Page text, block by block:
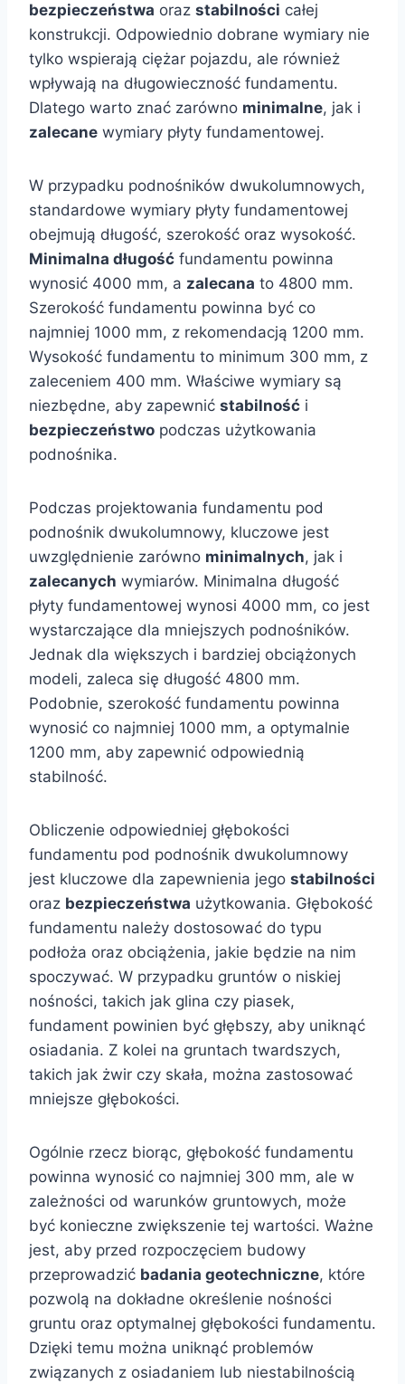
bezpieczeństwa oraz stabilności całej
konstrukcji. Odpowiednio dobrane wymiary nie
tylko wspierają ciężar pojazdu, ale również
wpływają na długowieczność fundamentu.
Dlatego warto znać zarówno minimalne, jak i
zalecane wymiary płyty fundamentowej.
W przypadku podnośników dwukolumnowych,
standardowe wymiary płyty fundamentowej
obejmują długość, szerokość oraz wysokość.
Minimalna długość fundamentu powinna
wynosić 4000 mm, a zalecana to 4800 mm.
Szerokość fundamentu powinna być co
najmniej 1000 mm, z rekomendacją 1200 mm.
Wysokość fundamentu to minimum 300 mm, z
zaleceniem 400 mm. Właściwe wymiary są
niezbędne, aby zapewnić stabilność i
bezpieczeństwo podczas użytkowania
podnośnika.
Podczas projektowania fundamentu pod
podnośnik dwukolumnowy, kluczowe jest
uwzględnienie zarówno minimalnych, jak i
zalecanych wymiarów. Minimalna długość
płyty fundamentowej wynosi 4000 mm, co jest
wystarczające dla mniejszych podnośników.
Jednak dla większych i bardziej obciążonych
modeli, zaleca się długość 4800 mm.
Podobnie, szerokość fundamentu powinna
wynosić co najmniej 1000 mm, a optymalnie
1200 mm, aby zapewnić odpowiednią
stabilność.
Obliczenie odpowiedniej głębokości
fundamentu pod podnośnik dwukolumnowy
jest kluczowe dla zapewnienia jego stabilności
oraz bezpieczeństwa użytkowania. Głębokość
fundamentu należy dostosować do typu
podłoża oraz obciążenia, jakie będzie na nim
spoczywać. W przypadku gruntów o niskiej
nośności, takich jak glina czy piasek,
fundament powinien być głębszy, aby uniknąć
osiadania. Z kolei na gruntach twardszych,
takich jak żwir czy skała, można zastosować
mniejsze głębokości.
Ogólnie rzecz biorąc, głębokość fundamentu
powinna wynosić co najmniej 300 mm, ale w
zależności od warunków gruntowych, może
być konieczne zwiększenie tej wartości. Ważne
jest, aby przed rozpoczęciem budowy
przeprowadzić badania geotechniczne, które
pozwolą na dokładne określenie nośności
gruntu oraz optymalnej głębokości fundamentu.
Dzięki temu można uniknąć problemów
związanych z osiadaniem lub niestabilnością